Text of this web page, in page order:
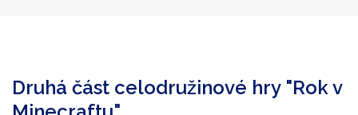
Druhá část celodružinové hry "Rok v